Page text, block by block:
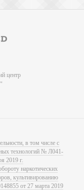
центр
в том числе с
технологий № Л041-
2019 г.
наркотических
культивированию
от 27 марта 2019